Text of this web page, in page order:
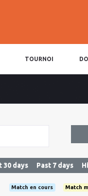
TOURNOI
30 days Past 7 days
Match en cours Match